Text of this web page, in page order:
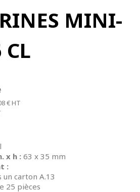
MINI-
CL
€ HT
x h : 63 x 35 mm
:
un carton A.13
25 pièces